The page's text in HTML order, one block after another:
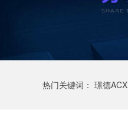
热门关键词： 璟德ACX